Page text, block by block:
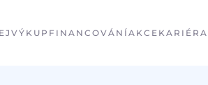
VÝKUP FINANCOVÁNÍAKCE KARIÉRA